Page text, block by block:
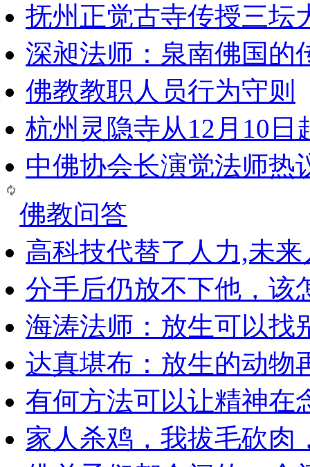
抚州正觉古寺传授三坛
深昶法师：泉南佛国的
佛教教职人员行为守则
杭州灵隐寺从12月10日
中佛协会长演觉法师热
佛教问答
高科技代替了人力,未
分手后仍放不下他，该
海涛法师：放生可以找
达真堪布：放生的动物
有何方法可以让精神在
家人杀鸡，我拔毛砍肉